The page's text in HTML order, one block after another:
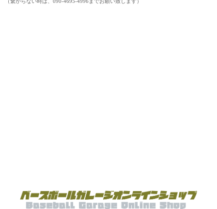
（繋がらない時は、090-4695-4996までお願い致します）